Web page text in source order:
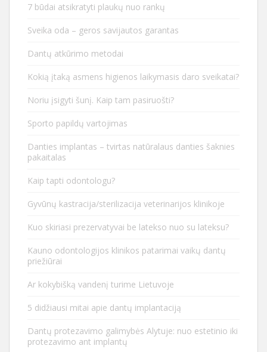
7 būdai atsikratyti plaukų nuo rankų
Sveika oda – geros savijautos garantas
Dantų atkūrimo metodai
Kokią įtaką asmens higienos laikymasis daro sveikatai?
Noriu įsigyti šunį. Kaip tam pasiruošti?
Sporto papildų vartojimas
Danties implantas – tvirtas natūralaus danties šaknies
pakaitalas
Kaip tapti odontologu?
Gyvūnų kastracija/sterilizacija veterinarijos klinikoje
Kuo skiriasi prezervatyvai be latekso nuo su lateksu?
Kauno odontologijos klinikos patarimai vaikų dantų
priežiūrai
Ar kokybišką vandenį turime Lietuvoje
5 didžiausi mitai apie dantų implantaciją
Dantų protezavimo galimybės Alytuje: nuo estetinio iki
protezavimo ant implantų